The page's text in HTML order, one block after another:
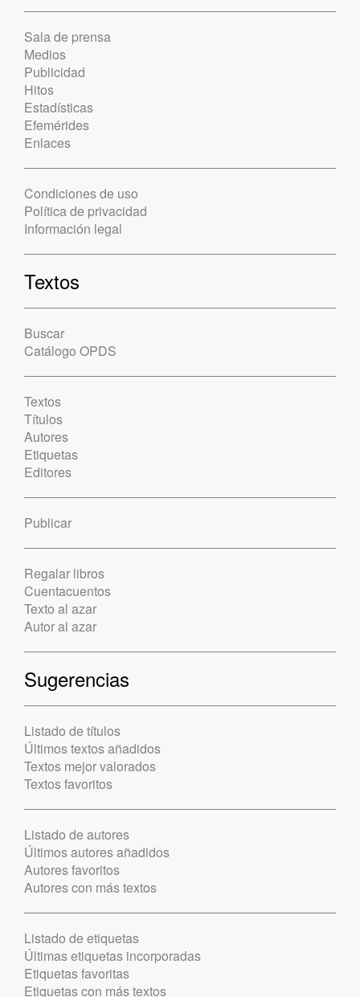
Sala de prensa
Medios
Publicidad
Hitos
Estadísticas
Efemérides
Enlaces
Condiciones de uso
Política de privacidad
Información legal
Textos
Buscar
Catálogo OPDS
Textos
Títulos
Autores
Etiquetas
Editores
Publicar
Regalar libros
Cuentacuentos
Texto al azar
Autor al azar
Sugerencias
Listado de títulos
Últimos textos añadidos
Textos mejor valorados
Textos favoritos
Listado de autores
Últimos autores añadidos
Autores favoritos
Autores con más textos
Listado de etiquetas
Últimas etiquetas incorporadas
Etiquetas favoritas
Etiquetas con más textos